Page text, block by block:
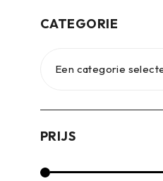
CATEGORIE
Een categorie
PRIJS